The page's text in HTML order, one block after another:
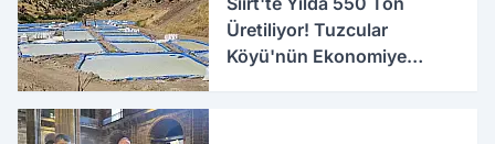
Üretiliyor! Tuzcular
Köyü'nün Ekonomiye